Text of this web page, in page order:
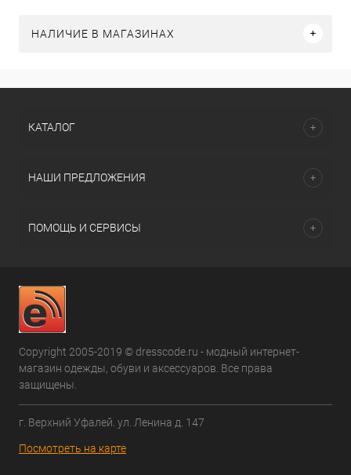
НАЛИЧИЕ В МАГАЗИНАХ
КАТАЛОГ
НАШИ ПРЕДЛОЖЕНИЯ
ПОМОЩЬ И СЕРВИСЫ
Copyright 2005-2019 © dresscode.ru - модный интернет-
магазин одежды, обуви и аксессуаров. Все права
защищены.
г. Верхний Уфалей. ул. Ленина д. 147
Посмотреть на карте